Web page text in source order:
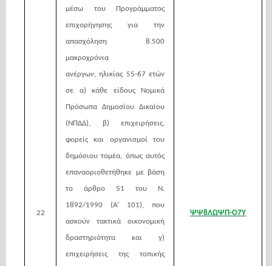
22
μέσω του Προγράμματος
επιχορήγησης για την
απασχόληση 8.500
μακροχρόνια
ανέργων,ηλικίας 55-67 ετών
σε α) κάθε είδους Νομικά
Πρόσωπα Δημοσίου Δικαίου
(ΝΠΔΔ), β) επιχειρήσεις,
φορείς και οργανισμοί του
δημόσιου τομέα, όπως αυτός
επαναοριοθετήθηκε με βάση
το άρθρο 51 του Ν.
1892/1990 (Α’ 101), που
ασκούν τακτικά οικονομική
δραστηριότητα και γ)
επιχειρήσεις της τοπικής
ΨΨ8ΛΩΨΠ-Ο7Υ